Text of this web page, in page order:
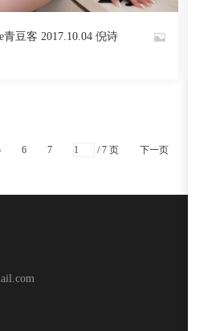
青豆客 2017.10.04 倪诗
6 7 / 7 页 下一页